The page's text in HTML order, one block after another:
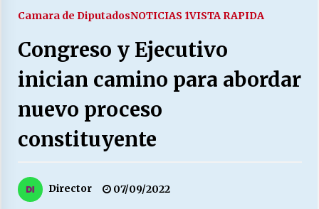
03/08/2026
LA DC POR SIEMPRE.RECORDANDO 69 AÑOS DE
HISTORIA
28/07/2026
“ORGULLOSOS DE SER DC” SALUDA EL
27/07/2026
LABORAL:
Camara de DiputadosNOTICIAS 1VISTA RAPIDA
Congreso y Ejecutivo
inician camino para abordar
nuevo proceso
constituyente
Director 07/09/2022